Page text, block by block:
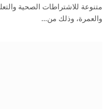
متنوعة للاشتراطات الصحية
والعمرة، وذلك من…